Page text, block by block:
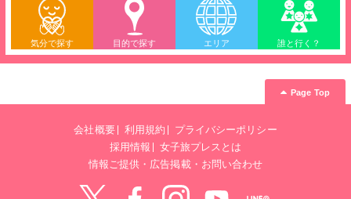
気分で探す 目的で探す エリア 誰と行く？
Page Top
会社概要 利用規約
プライバシーポリシー
採用情報
女子旅プレスとは
情報ご提供・広告掲載・お問い合わせ